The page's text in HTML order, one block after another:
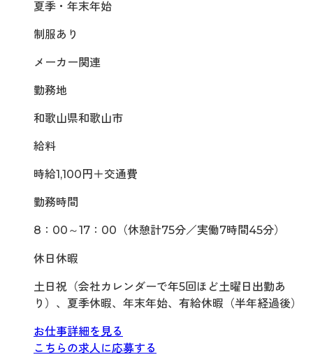
夏季・年末年始
制服あり
メーカー関連
勤務地
和歌山県和歌山市
給料
時給1,100円＋交通費
勤務時間
8：00～17：00（休憩計75分／実働7時間45分）
休日休暇
土日祝（会社カレンダーで年5回ほど土曜日出勤あ
り）、夏季休暇、年末年始、有給休暇（半年経過後）
お仕事詳細を見る
こちらの求人に応募する